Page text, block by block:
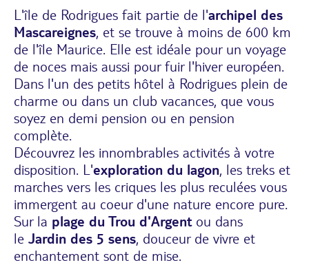
L'île de Rodrigues fait partie de l'archipel des
Mascareignes, et se trouve à moins de 600 km
de l'île Maurice. Elle est idéale pour un voyage
de noces mais aussi pour fuir l'hiver européen.
Dans l'un des petits hôtel à Rodrigues plein de
charme ou dans un club vacances, que vous
soyez en demi pension ou en pension
complète.
Découvrez les innombrables activités à votre
disposition. L'exploration du lagon, les treks et
marches vers les criques les plus reculées vous
immergent au coeur d'une nature encore pure.
Sur la plage du Trou d'Argent ou dans
le Jardin des 5 sens, douceur de vivre et
enchantement sont de mise.